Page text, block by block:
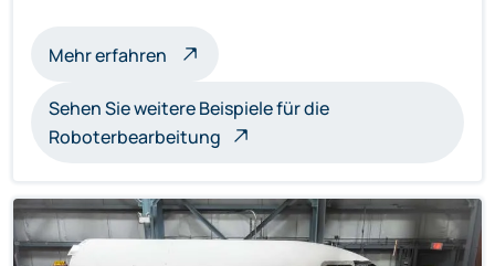
Mehr erfahren über roboterbearbeitete Skulpturen
Sehen Sie weitere Beispiele für die
Roboterbearbeitung